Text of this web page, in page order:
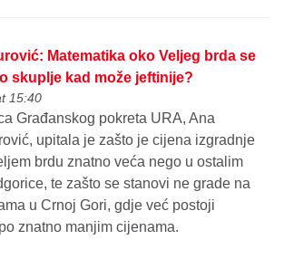
Matematika oko Veljeg brda se
skuplje kad može jeftinije?
15:40
Građanskog pokreta URA, Ana
upitala je zašto je cijena izgradnje
brdu znatno veća nego u ostalim
te zašto se stanovi ne grade na
u Crnoj Gori, gdje već postoji
znatno manjim cijenama.